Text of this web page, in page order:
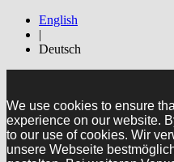
English
|
Deutsch
We use cookies to ensure
experience on our website.
to our use of cookies. Wir
unsere Webseite